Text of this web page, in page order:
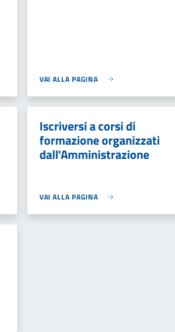
VAI ALLA PAGINA
Iscriversi a corsi di
formazione organizzati
dall'Amministrazione
VAI ALLA PAGINA